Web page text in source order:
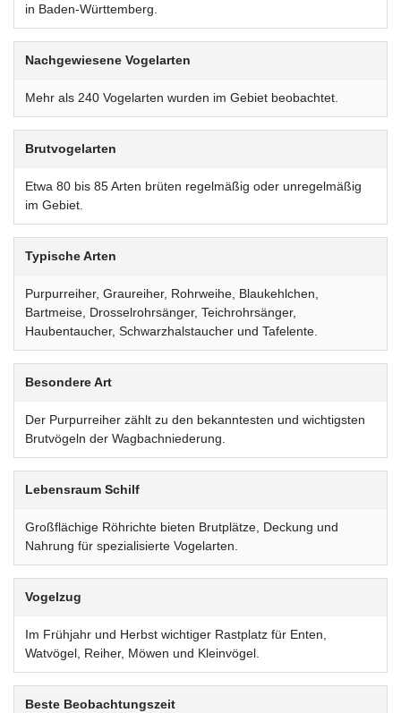
in Baden-Württemberg.
Nachgewiesene Vogelarten
Mehr als 240 Vogelarten wurden im Gebiet beobachtet.
Brutvogelarten
Etwa 80 bis 85 Arten brüten regelmäßig oder unregelmäßig
im Gebiet.
Typische Arten
Purpurreiher, Graureiher, Rohrweihe, Blaukehlchen,
Bartmeise, Drosselrohrsänger, Teichrohrsänger,
Haubentaucher, Schwarzhalstaucher und Tafelente.
Besondere Art
Der Purpurreiher zählt zu den bekanntesten und wichtigsten
Brutvögeln der Wagbachniederung.
Lebensraum Schilf
Großflächige Röhrichte bieten Brutplätze, Deckung und
Nahrung für spezialisierte Vogelarten.
Vogelzug
Im Frühjahr und Herbst wichtiger Rastplatz für Enten,
Watvögel, Reiher, Möwen und Kleinvögel.
Beste Beobachtungszeit